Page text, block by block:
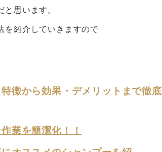
思います。
を紹介していきますので
徴から効果・デメリットまで徹底
業を簡潔化！！